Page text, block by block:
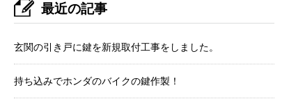
最近の記事
玄関の引き戸に鍵を新規取付工事をしました。
持ち込みでホンダのバイクの鍵作製！